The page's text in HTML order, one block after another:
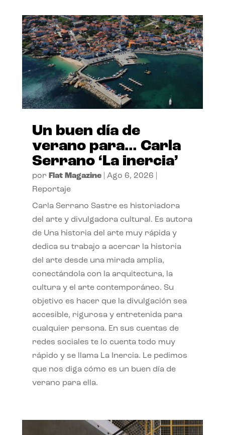
Un buen día de
verano para… Carla
Serrano ‘La inercia’
por Flat Magazine| Ago 6, 2026
Reportaje
Carla Serrano Sastre es historiadora
del arte y divulgadora cultural. Es autora
de Una historia del arte muy rápida y
dedica su trabajo a acercar la historia
del arte desde una mirada amplia,
conectándola con la arquitectura, la
cultura y el arte contemporáneo. Su
objetivo es hacer que la divulgación sea
accesible, rigurosa y entretenida para
cualquier persona. En sus cuentas de
redes sociales te lo cuenta todo muy
rápido y se llama La Inercia. Le pedimos
que nos diga cómo es un buen día de
verano para ella.